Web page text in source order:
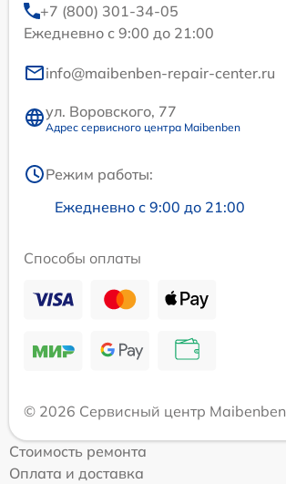
+7 (800) 301-34-05
Ежедневно с 9:00 до 21:00
info@maibenben-repair-center.ru
ул. Воровского, 77
Адрес сервисного центра Maibenben
Режим работы:
Ежедневно с 9:00 до 21:00
Способы оплаты
© 2026 Сервисный центр Maibenben
Стоимость ремонта
Оплата и доставка